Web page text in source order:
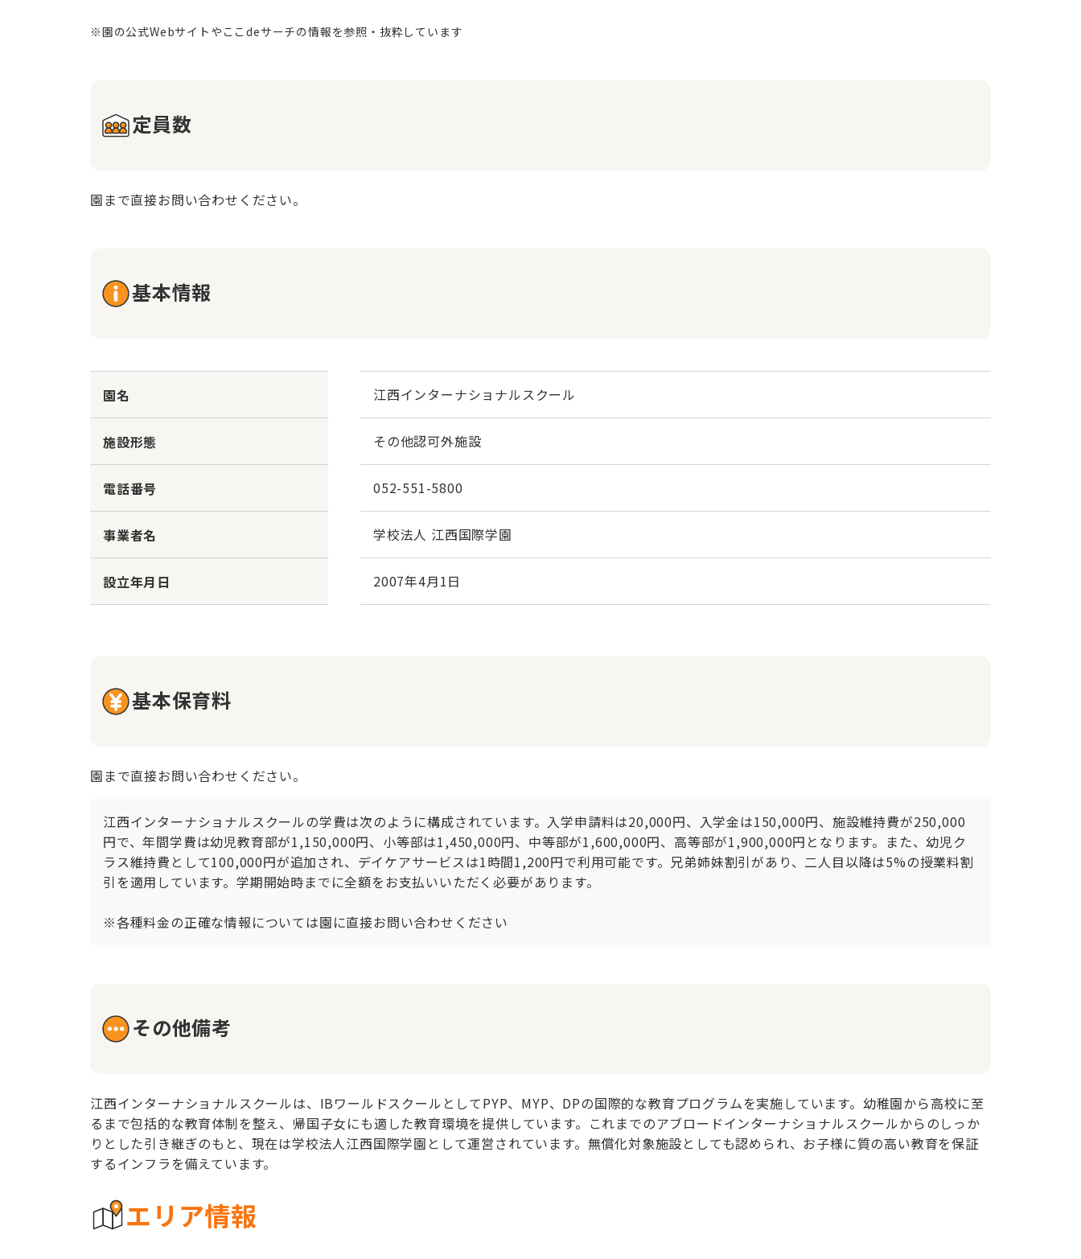
定員数
園まで直接お問い合わせください。
基本情報
園名 江西インターナショナルスクール
施設形態 その他認可外施設
電話番号 052-551-5800
事業者名 学校法人 江西国際学園
設立年月日 2007年4月1日
基本保育料
園まで直接お問い合わせください。
江西インターナショナルスクールの学費は次のように構成されています。入学申請料は20,000円、入学金は150,000円、施設維持費が250,000
円で、年間学費は幼児教育部が1,150,000円、小等部は1,450,000円、中等部が1,600,000円、高等部が1,900,000円となります。また、幼児ク
ラス維持費として100,000円が追加され、デイケアサービスは1時間1,200円で利用可能です。兄弟姉妹割引があり、二人目以降は5%の授業料割
引を適用しています。学期開始時までに全額をお支払いいただく必要があります。
※各種料金の正確な情報については園に直接お問い合わせください
その他備考
江西インターナショナルスクールは、IBワールドスクールとしてPYP、MYP、DPの国際的な教育プログラムを実施しています。幼稚園から高校に至
るまで包括的な教育体制を整え、帰国子女にも適した教育環境を提供しています。これまでのアブロードインターナショナルスクールからのしっか
りとした引き継ぎのもと、現在は学校法人江西国際学園として運営されています。無償化対象施設としても認められ、お子様に質の高い教育を保証
するインフラを備えています。
エリア情報